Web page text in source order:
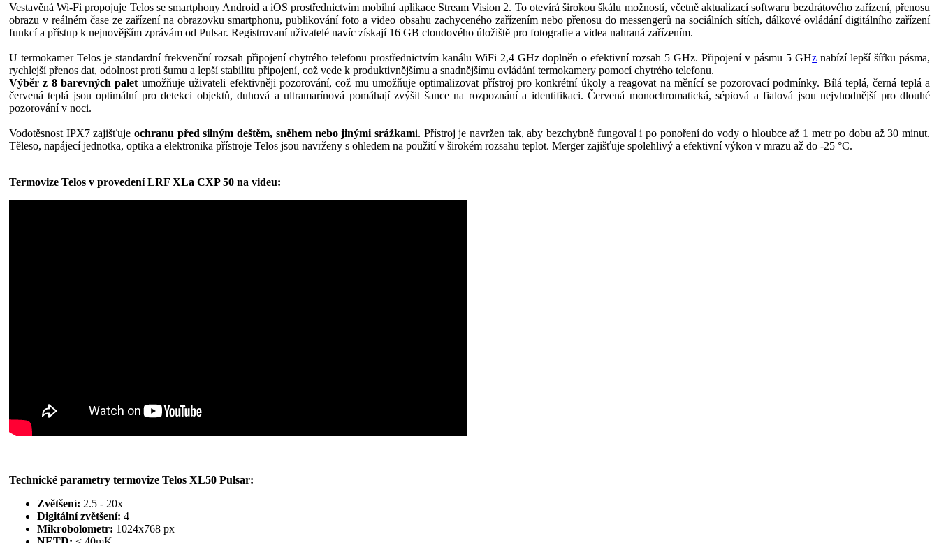
Vestavěná Wi-Fi propojuje Telos se smartphony Android a iOS prostřednictvím mobilní aplikace Stream Vision 2. To otevírá širokou škálu možností, včetně aktualizací softwaru bezdrátového zařízení, přenosu
obrazu v reálném čase ze zařízení na obrazovku smartphonu, publikování foto a video obsahu zachyceného zařízením nebo přenosu do messengerů na sociálních sítích, dálkové ovládání digitálního zařízení
funkcí a přístup k nejnovějším zprávám od Pulsar. Registrovaní uživatelé navíc získají 16 GB cloudového úložiště pro fotografie a videa nahraná zařízením.
U termokamer Telos je standardní frekvenční rozsah připojení chytrého telefonu prostřednictvím kanálu WiFi 2,4 GHz doplněn o efektivní rozsah 5 GHz. Připojení v pásmu 5 GHz nabízí lepší šířku pásma,
rychlejší přenos dat, odolnost proti šumu a lepší stabilitu připojení, což vede k produktivnějšímu a snadnějšímu ovládání termokamery pomocí chytrého telefonu.
Výběr z 8 barevných palet umožňuje uživateli efektivněji pozorování, což mu umožňuje optimalizovat přístroj pro konkrétní úkoly a reagovat na měnící se pozorovací podmínky. Bílá teplá, černá teplá a
červená teplá jsou optimální pro detekci objektů, duhová a ultramarínová pomáhají zvýšit šance na rozpoznání a identifikaci. Červená monochromatická, sépiová a fialová jsou nejvhodnější pro dlouhé
pozorování v noci.
Vodotěsnost IPX7 zajišťujeochranu před silným deštěm, sněhem nebo jinými srážkami. Přístroj je navržen tak, aby bezchybně fungoval i po ponoření do vody o hloubce až 1 metr po dobu až 30 minut.
Těleso, napájecí jednotka, optika a elektronika přístroje Telos jsou navrženy s ohledem na použití v širokém rozsahu teplot. Merger zajišťuje spolehlivý a efektivní výkon v mrazu až do -25 °C.
Termovize Telos v provedení LRF XLa CXP 50 na videu:
Technické parametry termovize Telos XL50 Pulsar:
Zvětšení: 2.5 - 20x
Digitální zvětšení: 4
Mikrobolometr: 1024x768 px